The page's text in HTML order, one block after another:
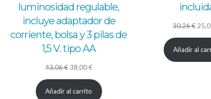
luminosidad regulable,
incluye adaptador de
corriente, bolsa y 3 pilas de
1,5 V. tipo AA
43,06€ El
precio
original
38,00€El
precio
actual
Añadir al carrito
30,26€ El
Añadir al